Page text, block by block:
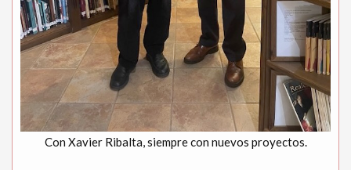
Con Xavier Ribalta, siempre con nuevos proyectos.